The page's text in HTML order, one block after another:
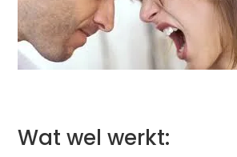
Wat wel werkt: